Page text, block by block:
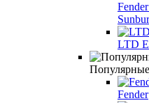
LTD
Fender